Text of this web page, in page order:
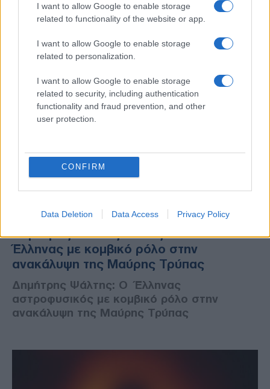
I want to allow Google to enable storage
related to functionality of the website or app.
I want to allow Google to enable storage
related to personalization.
I want to allow Google to enable storage
related to security, including authentication
functionality and fraud prevention, and other
user protection.
CONFIRM
Data Deletion Data Access Privacy Policy
φωτογραφήθηκε
10/04/2019 - 20:01
Δημήτρης Ψάλτης: Αυτός είναι ο
Έλληνας με κομβικό ρόλο στην
ανακάλυψη της Μαύρης Τρύπας
Δημήτρης Ψάλτης: Ο Έλληνας
αστροφυσικός με κομβικό ρόλο στην
ανακάλυψη της Μαύρης Τρύπας